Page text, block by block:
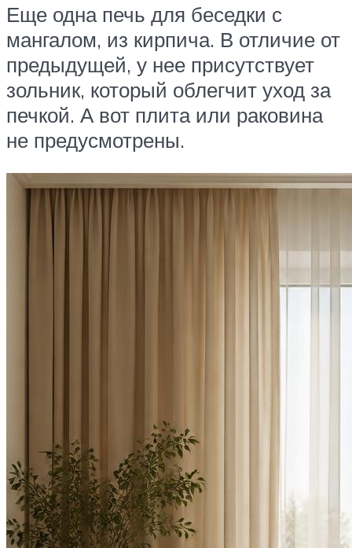
Еще одна печь для беседки с
мангалом, из кирпича. В отличие от
предыдущей, у нее присутствует
зольник, который облегчит уход за
печкой. А вот плита или раковина
не предусмотрены.